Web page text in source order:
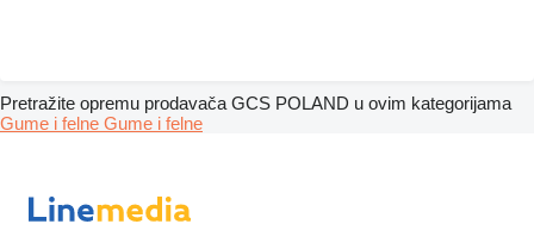
Pretražite opremu prodavača GCS POLAND u ovim kategorijama
Gume i felne Gume i felne